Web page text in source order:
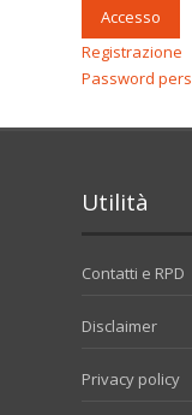
Accesso
Registrazione
Password
Utilità
Contatti e RPD
Disclaimer
Privacy policy